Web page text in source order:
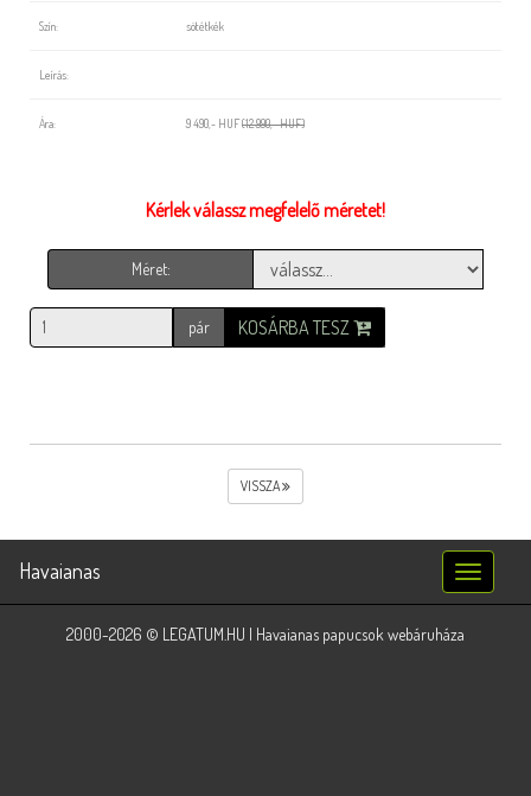
Szín: sötétkék
Leírás:
Ára: 9 490,- HUF(12 990,- HUF)
Kérlek válassz megfelelő méretet!
Méret:
pár KOSÁRBA TESZ
VISSZA
Toggle
navigation
Havaianas
2000-2026 © LEGATUM.HU | Havaianas papucsok webáruháza